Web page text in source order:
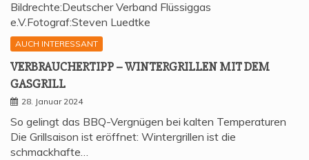
AUCH INTERESSANT
VER­BRAU­CHER­TIPP – WIN­TER­GRIL­LEN MIT DEM
GASGRILL
28. Januar 2024
So gelingt das BBQ-Vergnügen bei kalten Temperaturen
Die Grillsaison ist eröffnet: Wintergrillen ist die
schmackhafte…